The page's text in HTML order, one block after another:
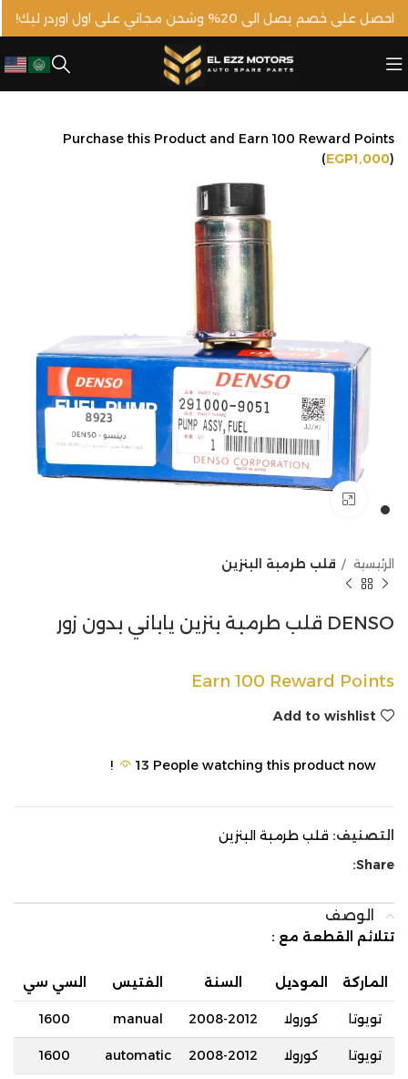
Purchase this Product and Earn 100 Reward Points
(EGP1,000)
الرئيسية قلب طرمبة البنزين
DENSO قلب طرمبة بنزين ياباني بدون زور
Earn 100 Reward Points
Add to wishlist
13 People watching this product now!
التصنيف: قلب طرمبة البنزين
Share:
الوصف
تتلائم القطعة مع :
الماركة الموديل السنة الفتيس السي سي
تويوتا كورولا 2008-2012
manual
1600
تويوتا كورولا 2008-2012
automatic
1600
احصل على خصم يصل الى 20% وشحن مجاني على اول اوردر ليك!